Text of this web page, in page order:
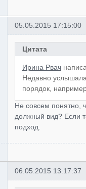
05.05.2015 17:15:00
Цитата
Ирина Рвач
Недавно
порядок,
Не совсем понятно,
должный вид? Если
подход.
06.05.2015 13:17:37